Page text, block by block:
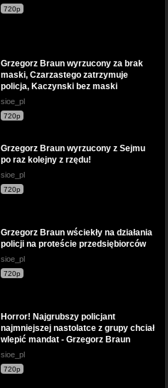
720p
Grzegorz Braun wyrzucony za brak
maski, Czarzastego zatrzymuje
policja, Kaczynski bez maski
sioe_pl
720p
Grzegorz Braun wyrzucony z Sejmu
po raz kolejny z rzędu!
sioe_pl
720p
Grzegorz Braun wściekły na działania
policji na proteście przedsiębiorców
sioe_pl
720p
Horror! Najgrubszy policjant
najmniejszej nastolatce z grupy chciał
wlepić mandat - Grzegorz Braun
sioe_pl
720p